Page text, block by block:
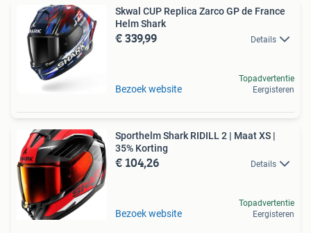
Skwal CUP Replica Zarco GP de France
Helm Shark
€ 339,99 Details
Bezoek website
Topadvertentie
Eergisteren
Sporthelm Shark RIDILL 2 | Maat XS |
35% Korting
€ 104,26 Details
Bezoek website
Topadvertentie
Eergisteren